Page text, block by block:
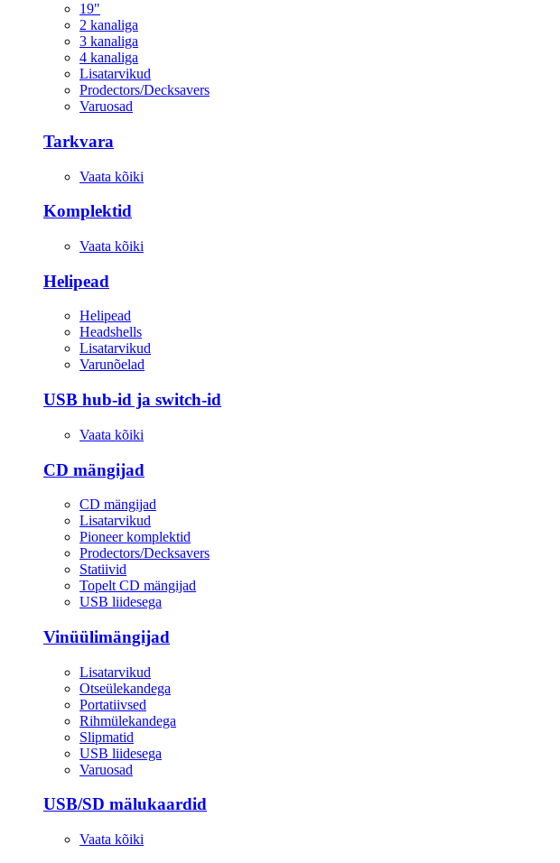
19"
2 kanaliga
3 kanaliga
4 kanaliga
Lisatarvikud
Prodectors/Decksavers
Varuosad
Tarkvara
Vaata kõiki
Komplektid
Vaata kõiki
Helipead
Helipead
Headshells
Lisatarvikud
Varunõelad
USB hub-id ja switch-id
Vaata kõiki
CD mängijad
CD mängijad
Lisatarvikud
Pioneer komplektid
Prodectors/Decksavers
Statiivid
Topelt CD mängijad
USB liidesega
Vinüülimängijad
Lisatarvikud
Otseülekandega
Portatiivsed
Rihmülekandega
Slipmatid
USB liidesega
Varuosad
USB/SD mälukaardid
Vaata kõiki